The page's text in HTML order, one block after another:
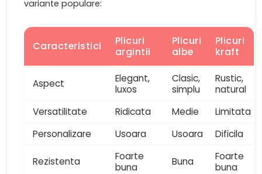
variante populare:
Caracteristici
Plicuri
argintii
Plicuri
albe
Plicuri
kraft
Aspect
Elegant,
luxos
Clasic,
simplu
Rustic,
natural
Versatilitate
Ridicata Medie
Limitata
Personalizare
Usoara Usoara Dificila
Rezistenta
Foarte
buna
Buna
Foarte
buna